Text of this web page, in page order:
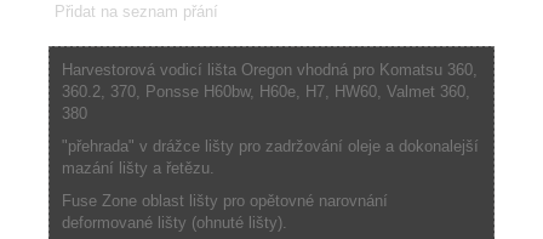
Přidat na seznam přání
Harvestorová vodicí lišta Oregon vhodná pro Komatsu 360,
360.2, 370, Ponsse H60bw, H60e, H7, HW60, Valmet 360,
380
"přehrada" v drážce lišty pro zadržování oleje a dokonalejší
mazání lišty a řetězu.
Fuse Zone oblast lišty pro opětovné narovnání
deformované lišty (ohnuté lišty).